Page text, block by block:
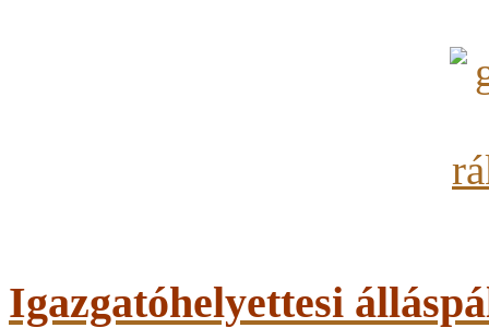
Igazgatóhelyettesi